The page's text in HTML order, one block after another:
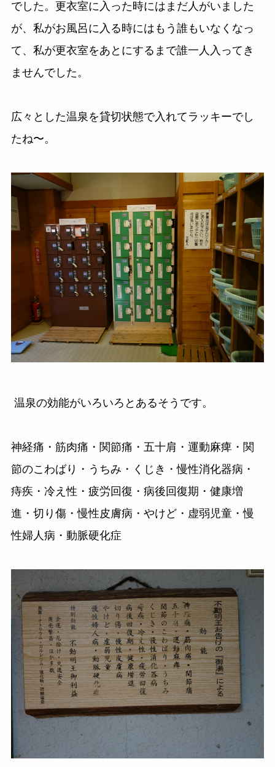
でした。更衣室に入った時にはまだ人がいました
が、私がお風呂に入る時にはもう誰もいなくなっ
て、私が更衣室をあとにするまで誰一人入ってき
ませんでした。
広々とした温泉を貸切状態で入れてラッキーでし
たね〜。
温泉の効能がいろいろとあるそうです。
神経痛・筋肉痛・関節痛・五十肩・運動麻痺・関
節のこわばり・うちみ・くじき・慢性消化器病・
痔疾・冷え性・疲労回復・病後回復期・健康増
進・切り傷・慢性皮膚病・やけど・虚弱児童・慢
性婦人病・動脈硬化症